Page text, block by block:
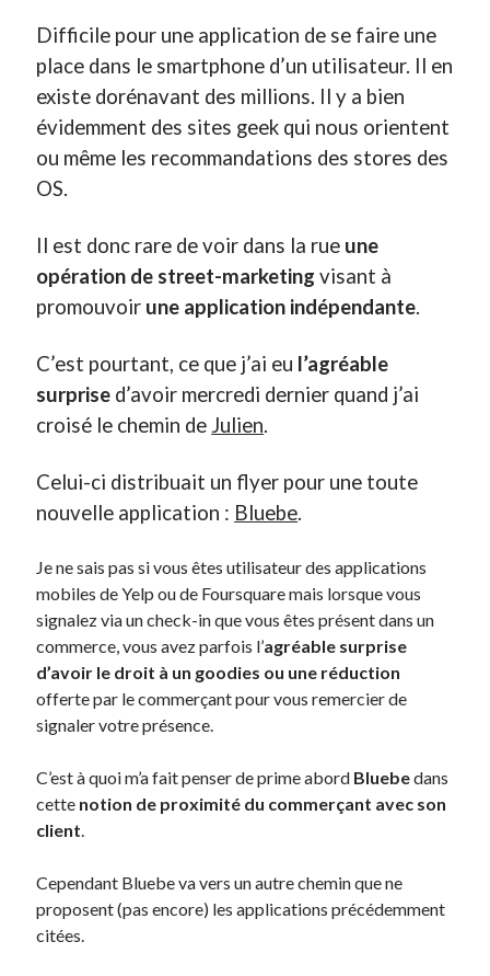
Derniers Commentaires
Entretien ménagerdansT’as vu quoi ? #52
JF dansC’était pas mieux avant… à Lyon
littleceltdans
Comment j’ai opéré ma vélorution toute personnelle
Renaud Ducher
Commentaires récents
JFdans C’était pas mieux avant… à Lyon
littleceltdansComment j’ai opéré ma vélorution toute personnelle
AnthonydansComment j’ai opéré ma vélorution toute personnelle
Daddy
Humeur
Difficile pour une application de se faire une
place dans le smartphone d’un utilisateur. Il en
existe dorénavant des millions. Il y a bien
évidemment des sites geek qui nous orientent
ou même les recommandations des stores des
OS.
Il est donc rare de voir dans la rue une
opération de street-marketing visant à
promouvoir une application indépendante.
C’est pourtant, ce que j’ai eu l’agréable
surprise d’avoir mercredi dernier quand j’ai
croisé le chemin de Julien.
Celui-ci distribuait un flyer pour une toute
nouvelle application : Bluebe.
Je ne sais pas si vous êtes utilisateur des applications
mobiles de Yelp ou de Foursquare mais lorsque vous
signalez via un check-in que vous êtes présent dans un
commerce, vous avez parfois l’agréable surprise
d’avoir le droit à un goodies ou une réduction
offerte par le commerçant pour vous remercier de
signaler votre présence.
C’est à quoi m’a fait penser de prime abord Bluebedans
cette notion de proximité du commerçant avec son
client.
Cependant Bluebe va vers un autre chemin que ne
proposent (pas encore) les applications précédemment
citées.